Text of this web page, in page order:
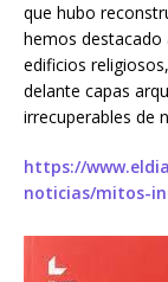
que hubo
hemos
edificios
delante capas
irrecuperables de
https://
noticias/mitos-